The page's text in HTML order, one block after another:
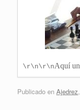
\r\n\r\nAquí
Publicado en Ajedrez,